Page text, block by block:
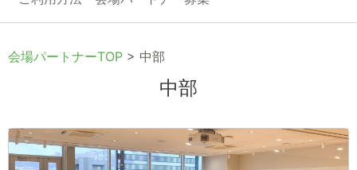
会場パートナーTOP > 中部
中部